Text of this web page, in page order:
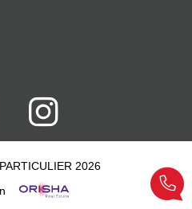
2026